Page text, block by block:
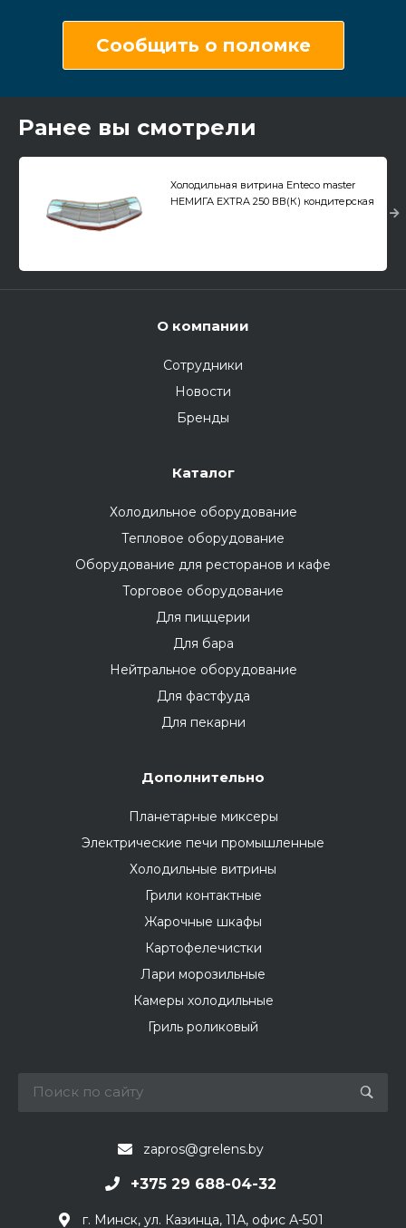
Сообщить о поломке
Ранее вы смотрели
Холодильная витрина Enteco master
НЕМИГА EXTRA 250 ВВ(К) кондитерская
О компании
Сотрудники
Новости
Бренды
Каталог
Холодильное оборудование
Тепловое оборудование
Оборудование для ресторанов и кафе
Торговое оборудование
Для пиццерии
Для бара
Нейтральное оборудование
Для фастфуда
Для пекарни
Дополнительно
Планетарные миксеры
Электрические печи промышленные
Холодильные витрины
Грили контактные
Жарочные шкафы
Картофелечистки
Лари морозильные
Камеры холодильные
Гриль роликовый
zapros@grelens.by
+375 29 688-04-32
г. Минск, ул. Казинца, 11А, офис А-501